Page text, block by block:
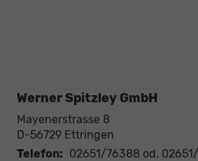
Werner Spitzley GmbH
Mayenerstrasse 8
D-56729 Ettringen
Telefon: 02651/76388 od.